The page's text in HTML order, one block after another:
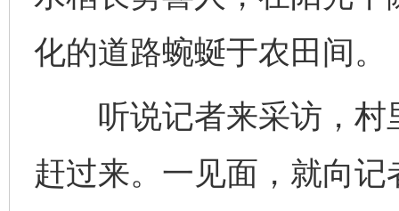
化的道路蜿蜒于农田间。
听说记者来采访，村
赶过来。一见面，就向记